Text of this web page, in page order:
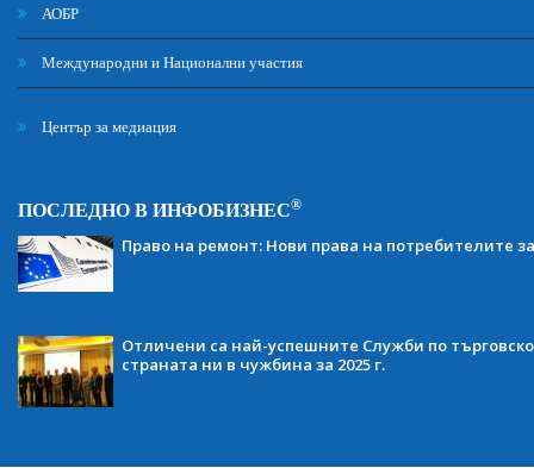
АОБР
Международни и Национални участия
Център за медиация
ПОСЛЕДНО В ИНФОБИЗНЕС®
Право на ремонт: Нови права на потребителите
Отличени са най-успешните Служби по
страната ни в чужбина за 2025 г.